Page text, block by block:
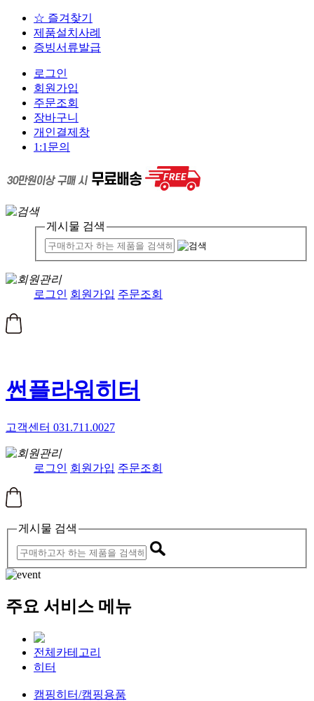
☆ 즐겨찾기
제품설치사례
증빙서류발급
로그인
회원가입
주문조회
장바구니
개인결제창
1:1문의
게시물 검색
로그인 회원가입 주문조회
썬플라워히터
고객센터 031.711.0027
로그인 회원가입 주문조회
게시물 검색
주요 서비스 메뉴
전체카테고리
히터
캠핑히터/캠핑용품